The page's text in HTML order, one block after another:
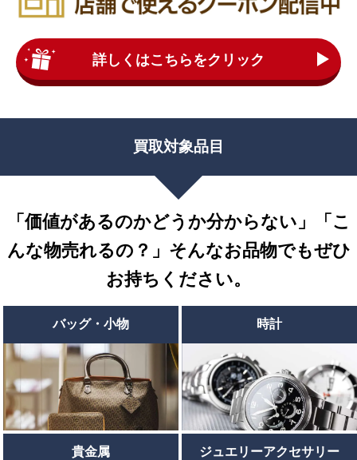
詳しくはこちらをクリック
買取対象品目
「価値があるのかどうか分からない」「こ
んな物売れるの？」 そんなお品物でもぜひ
お持ちください。
バッグ・小物 時計
貴金属 ジュエリーアクセサリー